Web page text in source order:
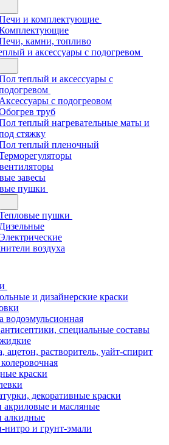
и комплектующие
камни, топливо
и аксессуары с подогревом
теплый и аксессуары с
Аксессуары с подогреовом
труб
теплый нагревательные маты и
стяжку
теплый пленочный
завесы
пушки
пушки
Дизельные
воздуха
и дизайнерские краски
водоэмульсионная
специальные составы
ацетон, растворитель, уайт-спирит
краски
декоративные краски
акриловые и масляные
алкидные
нитро и грунт-эмали